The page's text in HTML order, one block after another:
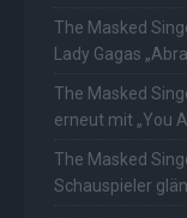
The Masked
Lady Gagas
The Masked
erneut mit „You
The Masked
Schauspieler